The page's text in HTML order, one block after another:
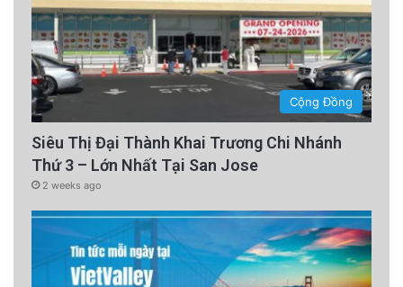
Cộng Đồng
Siêu Thị Đại Thành Khai Trương Chi Nhánh
Thứ 3 – Lớn Nhất Tại San Jose
2 weeks ago